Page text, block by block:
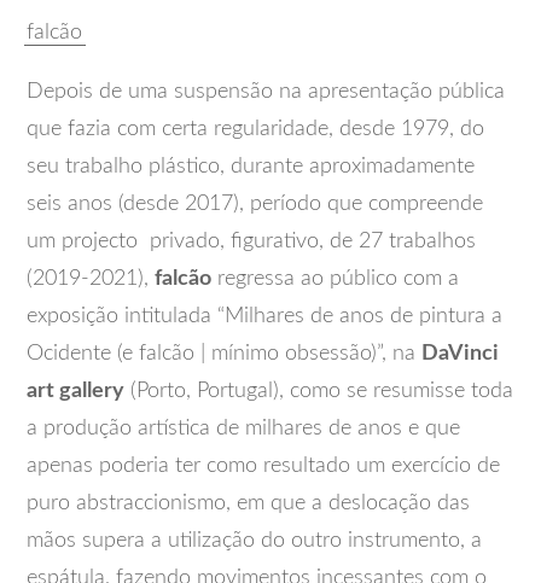
falcão
Depois de uma suspensão na apresentação pública
que fazia com certa regularidade, desde 1979, do
seu trabalho plástico, durante aproximadamente
seis anos (desde 2017), período que compreende
um projecto privado, figurativo, de 27 trabalhos
(2019-2021),falcão regressa ao público com a
exposição intitulada “Milhares de anos de pintura a
Ocidente (e falcão | mínimo obsessão)”, na DaVinci
art gallery (Porto, Portugal), como se resumisse toda
a produção artística de milhares de anos e que
apenas poderia ter como resultado um exercício de
puro abstraccionismo, em que a deslocação das
mãos supera a utilização do outro instrumento, a
espátula, fazendo movimentos incessantes com o